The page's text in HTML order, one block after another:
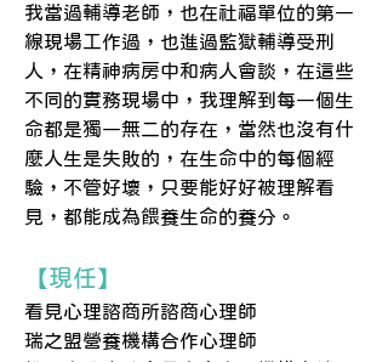
我當過輔導老師，也在社福單位的第一
線現場工作過，也進過監獄輔導受刑
人，在精神病房中和病人會談，在這些
不同的實務現場中，我理解到每一個生
命都是獨一無二的存在，當然也沒有什
麼人生是失敗的，在生命中的每個經
驗，不管好壞，只要能好好被理解看
見，都能成為餵養生命的養分。
【現任】
看見心理諮商所諮商心理師
瑞之盟營養機構合作心理師